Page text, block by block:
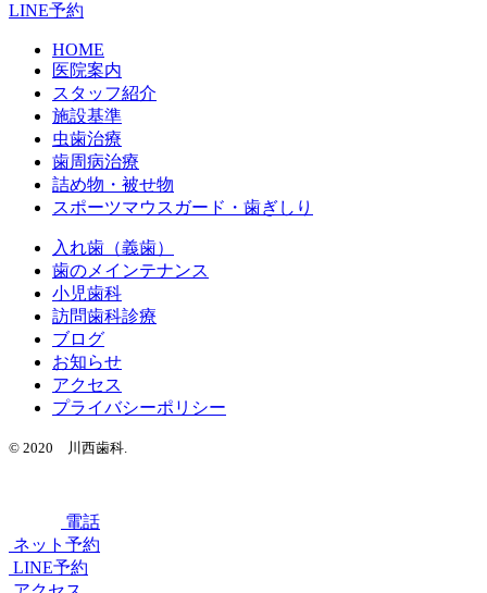
LINE予約
HOME
医院案内
スタッフ紹介
施設基準
虫歯治療
歯周病治療
詰め物・被せ物
スポーツマウスガード・歯ぎしり
入れ歯（義歯）
歯のメインテナンス
小児歯科
訪問歯科診療
ブログ
お知らせ
アクセス
プライバシーポリシー
© 2020 川西歯科.
電話
ネット予約
LINE予約